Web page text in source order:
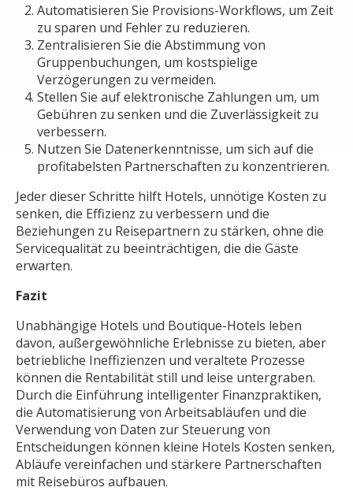
Automatisieren Sie Provisions-Workflows, um Zeit
zu sparen und Fehler zu reduzieren.
Zentralisieren Sie die Abstimmung von
Gruppenbuchungen, um kostspielige
Verzögerungen zu vermeiden.
Stellen Sie auf elektronische Zahlungen um, um
Gebühren zu senken und die Zuverlässigkeit zu
verbessern.
Nutzen Sie Datenerkenntnisse, um sich auf die
profitabelsten Partnerschaften zu konzentrieren.
Jeder dieser Schritte hilft Hotels, unnötige Kosten zu
senken, die Effizienz zu verbessern und die
Beziehungen zu Reisepartnern zu stärken, ohne die
Servicequalität zu beeinträchtigen, die die Gäste
erwarten.
Fazit
Unabhängige Hotels und Boutique-Hotels leben
davon, außergewöhnliche Erlebnisse zu bieten, aber
betriebliche Ineffizienzen und veraltete Prozesse
können die Rentabilität still und leise untergraben.
Durch die Einführung intelligenter Finanzpraktiken,
die Automatisierung von Arbeitsabläufen und die
Verwendung von Daten zur Steuerung von
Entscheidungen können kleine Hotels Kosten senken,
Abläufe vereinfachen und stärkere Partnerschaften
mit Reisebüros aufbauen.